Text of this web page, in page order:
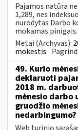
Pajamos natūra
1,289, nes
nurodytas Darbo
mokamas pinigais.
Metai (Archyvas):
mokestis
49. Kurio
deklaruoti
2018 m.
mėnesio darbo
gruodžio
nedarbingumo?
Web turinio